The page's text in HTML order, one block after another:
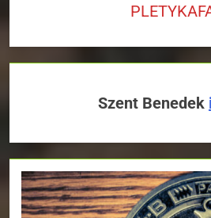
Szent Benedek